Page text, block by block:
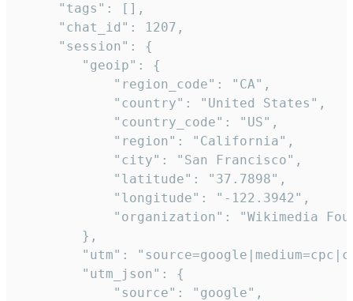
     "tags": [],
     "chat_id": 1207,
     "session": {
        "geoip": {
            "region_code": "CA",
            "country": "United States",
            "country_code": "US",
            "region": "California",
            "city": "San Francisco",
            "latitude": "37.7898",
            "longitude": "-122.3942",
"organization": "Wikimedia
        },
"utm":
        "utm_json": {
            "source": "google",